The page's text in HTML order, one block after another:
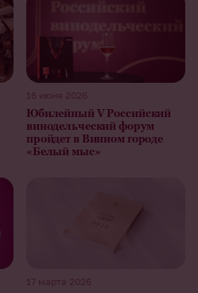
16 июня 2026
Юбилейный V Российский
винодельческий форум
пройдет в Винном городе
«Белый мыс»
17 марта 2026